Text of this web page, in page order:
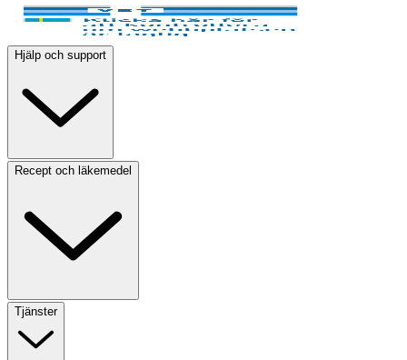
Hjälp och support
Recept och läkemedel
Tjänster